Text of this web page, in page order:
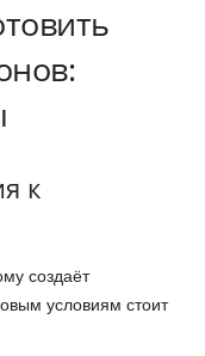
к
создаёт
условиям стоит